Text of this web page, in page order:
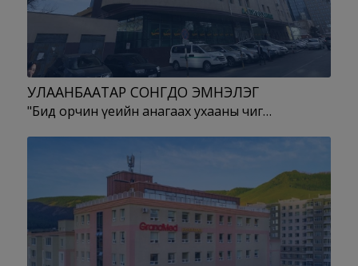
УЛААНБААТАР СОНГДО ЭМНЭЛЭГ
"Бид орчин үеийн анагаах ухааны чиг…